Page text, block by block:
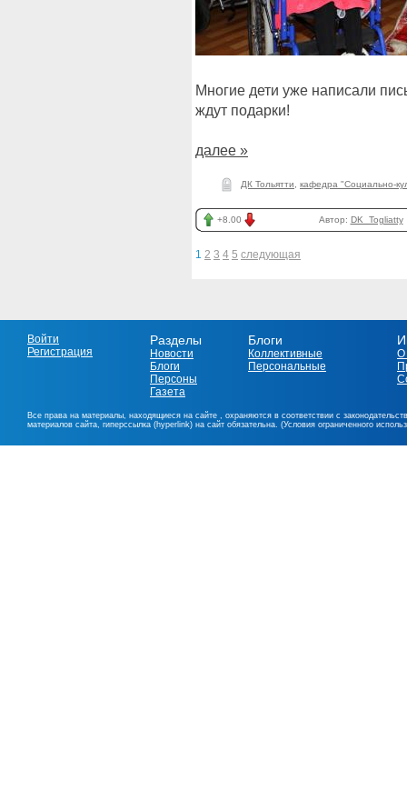
Многие дети уже написали
ждут подарки!
далее »
ДК Тольятти кафедра "Социально-
+8.00 Автор: DK_Togliatty
1 2 3 4 5 следующая
Войти
Регистрация
Разделы
Новости
Блоги
Персоны
Газета
Блоги
Коллективные
Персональные
О
Все права на материалы, находящиеся на сайте , охраняются в соответствии с
материалов сайта, гиперссылка (hyperlink) на сайт обязательна. (Условия ограниченного